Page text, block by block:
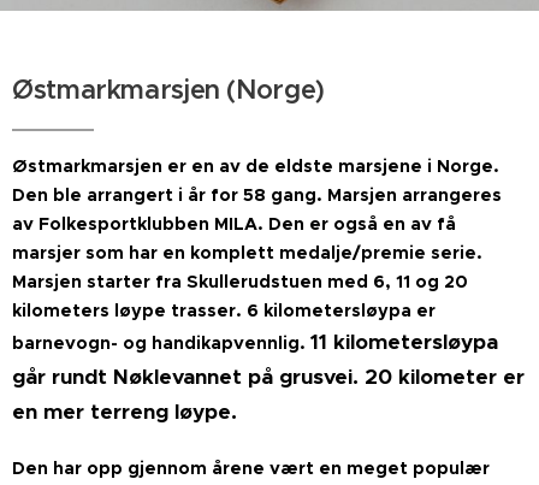
Østmarkmarsjen (Norge)
Østmarkmarsjen er en av de eldste marsjene i Norge.
Den ble arrangert i år for 58 gang. Marsjen arrangeres
av Folkesportklubben MILA. Den er også en av få
marsjer som har en komplett medalje/premie serie.
Marsjen starter fra Skullerudstuen med 6, 11 og 20
kilometers løype trasser. 6 kilometersløypa er
barnevogn- og handikapvennlig. 11 kilometersløypa
går rundt Nøklevannet på grusvei. 20 kilometer er
en mer terreng løype.
Den har opp gjennom årene vært en meget populær